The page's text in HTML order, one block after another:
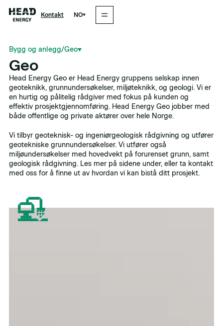
Kontakt NO
Bygg og anlegg/Geo
Geo
Head Energy Geo er Head Energy gruppens selskap innen
geoteknikk, grunnundersøkelser, miljøteknikk, og geologi. Vi er
en hurtig og pålitelig rådgiver med fokus på kunden og
effektiv prosjektgjennomføring. Head Energy Geo jobber med
både offentlige og private aktører over hele Norge.
Vi tilbyr geoteknisk- og ingeniørgeologisk rådgivning og utfører
geotekniske grunnundersøkelser. Vi utfører også
miljøundersøkelser med hovedvekt på forurenset grunn, samt
geologisk rådgivning. Les mer på sidene under, eller ta kontakt
med oss for å finne ut av hvordan vi kan bistå ditt prosjekt.